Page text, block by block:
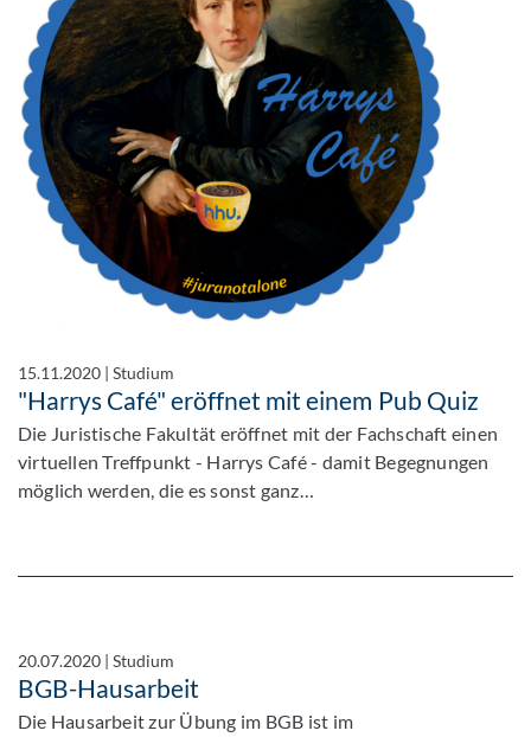
15.11.2020 |Studium
"Harrys Café" eröffnet mit einem Pub Quiz
Die Juristische Fakultät eröffnet mit der Fachschaft einen
virtuellen Treffpunkt - Harrys Café - damit Begegnungen
möglich werden, die es sonst ganz…
20.07.2020 |Studium
BGB-Hausarbeit
Die Hausarbeit zur Übung im BGB ist im